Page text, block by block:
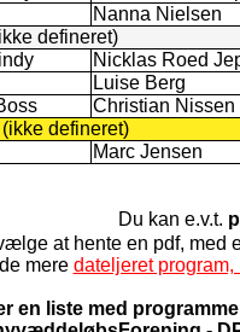
Nanna Nielsen
defineret)
Nicklas Roed
Luise Berg
Christian Nissen
(ikke defineret)
Marc Jensen
Du kan e.v.t.
at hente en pdf, med
mere dateljeret
en liste med